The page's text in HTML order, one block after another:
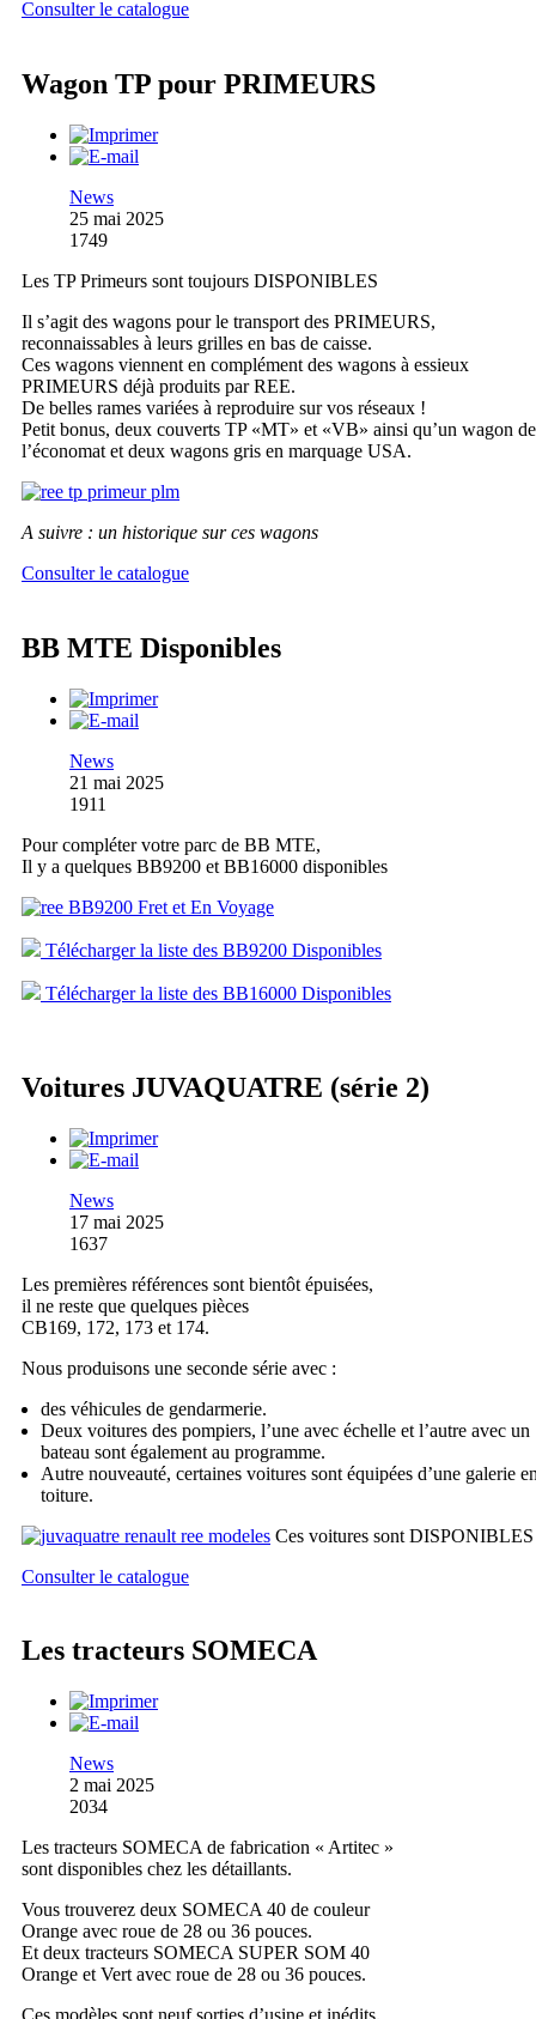
Consulter le catalogue
Wagon TP pour PRIMEURS
News
25 mai 2025
1749
Les TP Primeurs sont toujours DISPONIBLES
Il s’agit des wagons pour le transport des PRIMEURS,
reconnaissables à leurs grilles en bas de caisse.
Ces wagons viennent en complément des wagons à essieux
PRIMEURS déjà produits par REE.
De belles rames variées à reproduire sur vos réseaux !
Petit bonus, deux couverts TP «MT» et «VB» ainsi qu’un wagon de
l’économat et deux wagons gris en marquage USA.
A suivre : un historique sur ces wagons
Consulter le catalogue
BB MTE Disponibles
News
21 mai 2025
1911
Pour compléter votre parc de BB MTE,
Il y a quelques BB9200 et BB16000 disponibles
Télécharger la liste des BB9200 Disponibles
Télécharger la liste des BB16000 Disponibles
Voitures JUVAQUATRE (série 2)
News
17 mai 2025
1637
Les premières références sont bientôt épuisées,
il ne reste que quelques pièces
CB169, 172, 173 et 174.
Nous produisons une seconde série avec :
des véhicules de gendarmerie.
Deux voitures des pompiers, l’une avec échelle et l’autre avec un
bateau sont également au programme.
Autre nouveauté, certaines voitures sont équipées d’une galerie
toiture.
Ces voitures sont DISPONIBLES
Consulter le catalogue
Les tracteurs SOMECA
News
2 mai 2025
2034
Les tracteurs SOMECA de fabrication « Artitec »
sont disponibles chez les détaillants.
Vous trouverez deux SOMECA 40 de couleur
Orange avec roue de 28 ou 36 pouces.
Et deux tracteurs SOMECA SUPER SOM 40
Orange et Vert avec roue de 28 ou 36 pouces.